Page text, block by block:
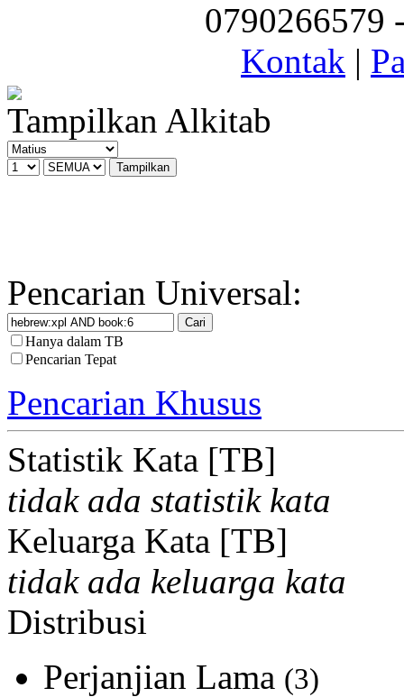
0790266579
Kontak |
Tampilkan Alkitab
Pencarian Universal:
Hanya dalam TB
Pencarian Tepat
Pencarian Khusus
Statistik Kata [TB]
tidak ada statistik kata
Keluarga Kata [TB]
tidak ada keluarga kata
Distribusi
Perjanjian Lama (3)